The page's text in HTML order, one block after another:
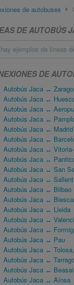
de autobuses
DE AUTOBÚS
ejemplos de líneas
DE
Autobús Jaca ↔
Autobús Jaca ↔
Autobús Jaca ↔
Autobús Jaca ↔
Autobús Jaca ↔ Madrid
Autobús Jaca ↔
Autobús Jaca ↔
Autobús Jaca ↔
Autobús Jaca ↔ San
Autobús Jaca ↔
Autobús Jaca ↔ Bilbao
Autobús Jaca ↔
Autobús Jaca ↔ Lleida
Autobús Jaca ↔
Autobús Jaca ↔
Autobús Jaca ↔ Pau
Autobús Jaca ↔
Autobús Jaca ↔
Autobús Jaca ↔
Autobús Jaca ↔ Aínsa